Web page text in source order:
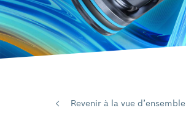
Revenir à la vue d’ensemble